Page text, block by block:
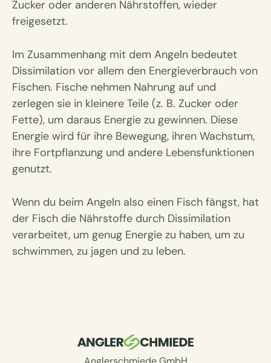
Zucker oder anderen Nährstoffen, wieder
freigesetzt.
Im Zusammenhang mit dem Angeln bedeutet
Dissimilation vor allem den Energieverbrauch von
Fischen. Fische nehmen Nahrung auf und
zerlegen sie in kleinere Teile (z. B. Zucker oder
Fette), um daraus Energie zu gewinnen. Diese
Energie wird für ihre Bewegung, ihren Wachstum,
ihre Fortpflanzung und andere Lebensfunktionen
genutzt.
Wenn du beim Angeln also einen Fisch fängst, hat
der Fisch die Nährstoffe durch Dissimilation
verarbeitet, um genug Energie zu haben, um zu
schwimmen, zu jagen und zu leben.